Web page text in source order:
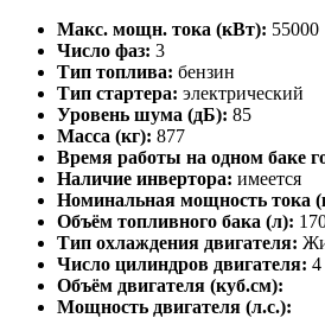
Макс. мощн. тока (кВт): 55000
Число фаз: 3
Тип топлива: бензин
Тип стартера: электрический
Уровень шума (дБ): 85
Масса (кг): 877
Время работы на одном баке
Наличие инвертора: имеется
Номинальная мощность тока
Объём топливного бака (л):
Тип охлаждения двигателя:
Число цилиндров двигателя: 4
Объём двигателя (куб.см):
Мощность двигателя (л.с.):